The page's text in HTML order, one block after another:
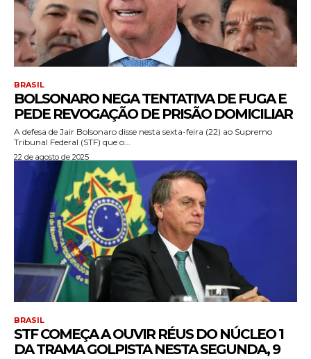
BRASIL
BOLSONARO NEGA TENTATIVA DE FUGA E
PEDE REVOGAÇÃO DE PRISÃO DOMICILIAR
A defesa de Jair Bolsonaro disse nesta sexta-feira (22) ao Supremo
Tribunal Federal (STF) que o...
22 de agosto de 2025
BRASIL
STF COMEÇA A OUVIR RÉUS DO NÚCLEO 1
DA TRAMA GOLPISTA NESTA SEGUNDA, 9